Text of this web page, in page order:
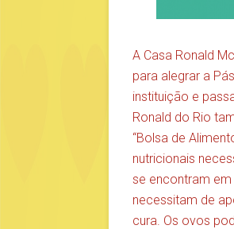
A Casa Ronald
para alegrar a
instituição e
Ronald do Rio
“Bolsa de
nutricionais
se encontram
necessitam de
cura. Os ovos